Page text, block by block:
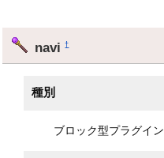
navi†
種別
ブロック型プラグイン